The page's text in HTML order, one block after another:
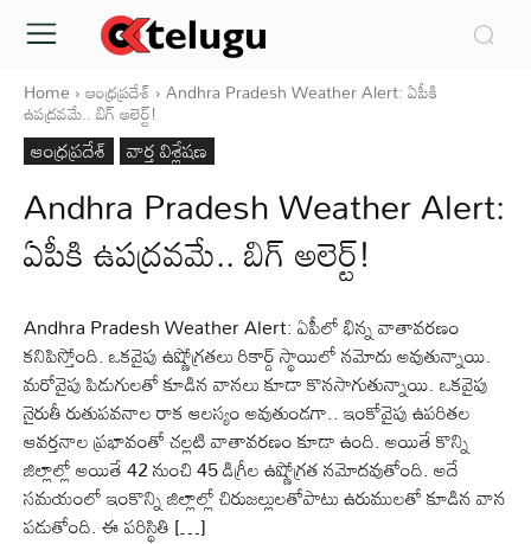
Home ఆంధ్రప్రదేశ్‌ Andhra Pradesh Weather Alert: ఏపీకి
ఉపద్రవమే.. బిగ్ అలెర్ట్!
ఆంధ్రప్రదేశ్‌ వార్త విశ్లేషణ
Andhra Pradesh Weather Alert:
ఏపీకి ఉపద్రవమే.. బిగ్ అలెర్ట్!
Andhra Pradesh Weather Alert: ఏపీలో భిన్న వాతావరణం
కనిపిస్తోంది. ఒకవైపు ఉష్ణోగ్రతలు రికార్డ్ స్థాయిలో నమోదు అవుతున్నాయి.
మరోవైపు పిడుగులతో కూడిన వానలు కూడా కొనసాగుతున్నాయి. ఒకవైపు
నైరుతీ రుతుపవనాల రాక ఆలస్యం అవుతుండగా.. ఇంకోవైపు ఉపరితల
ఆవర్తనాల ప్రభావంతో చల్లటి వాతావరణం కూడా ఉంది. అయితే కొన్ని
జిల్లాల్లో అయితే 42 నుంచి 45 డిగ్రీల ఉష్ణోగ్రత నమోదవుతోంది. అదే
సమయంలో ఇంకొన్ని జిల్లాల్లో చిరుజల్లులతోపాటు ఉరుములతో కూడిన వాన
పడుతోంది. ఈ పరిస్థితి […]